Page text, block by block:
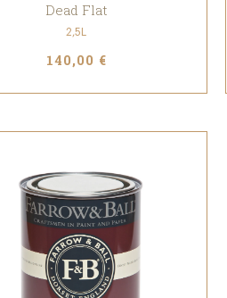
Dead Flat
2,5L
140,00 €